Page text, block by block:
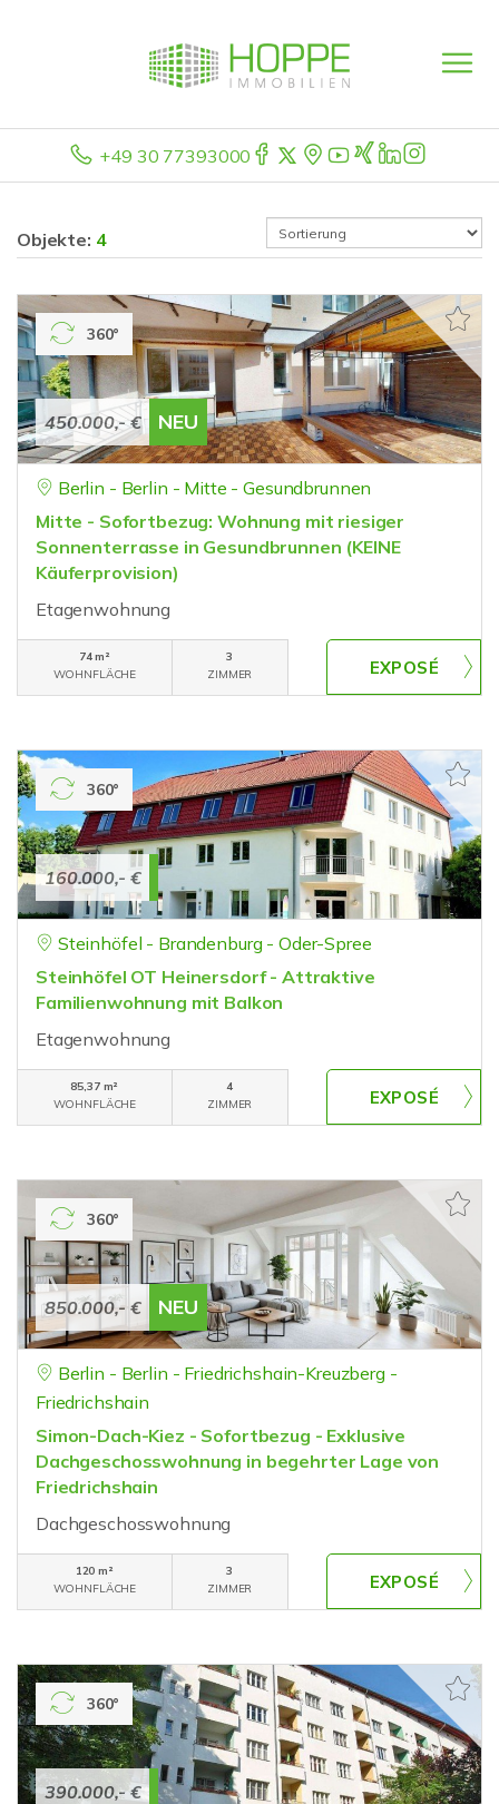
+49 30 77393000
Objekte: 4
450.000,- € NEU
360°
Berlin - Berlin - Mitte - Gesundbrunnen
Mitte - Sofortbezug: Wohnung mit riesiger
Sonnenterrasse in Gesundbrunnen (KEINE
Käuferprovision)
Etagenwohnung
74 m²
WOHNFLÄCHE
3
ZIMMER
160.000,- €
360°
Steinhöfel - Brandenburg - Oder-Spree
Steinhöfel OT Heinersdorf - Attraktive
Familienwohnung mit Balkon
Etagenwohnung
85,37 m²
WOHNFLÄCHE
4
ZIMMER
850.000,- € NEU
360°
Berlin - Berlin - Friedrichshain-Kreuzberg -
Friedrichshain
Simon-Dach-Kiez - Sofortbezug - Exklusive
Dachgeschosswohnung in begehrter Lage von
Friedrichshain
Dachgeschosswohnung
120 m²
WOHNFLÄCHE
3
ZIMMER
390.000,- €
360°